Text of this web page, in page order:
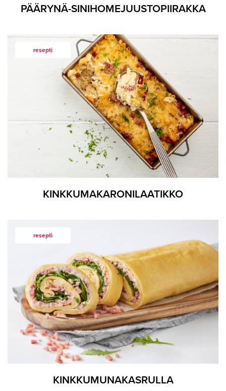
PÄÄRYNÄ-SINIHOMEJUUSTOPIIRAKKA
resepti
KINKKUMAKARONILAATIKKO
resepti
KINKKUMUNAKASRULLA